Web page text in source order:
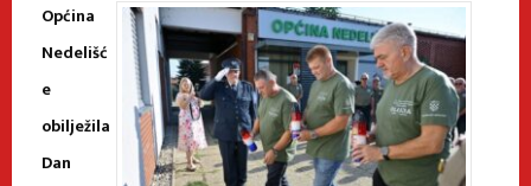
Općina
Nedelišć
e
obilježila
Dan